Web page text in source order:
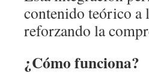
contenido teórico a
reforzando la
¿Cómo funciona?